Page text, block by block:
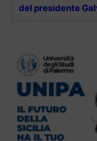
del presidente